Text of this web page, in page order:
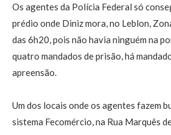
Os agentes da Polícia Federal só
prédio onde Diniz mora, no Leblon,
das 6h20, pois não havia ninguém na
quatro mandados de prisão, há
apreensão.
Um dos locais onde os agentes fazem
sistema Fecomércio, na Rua Marquês